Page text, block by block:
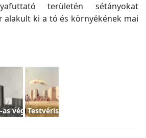
területén sétányokat
alakult ki a tó és környékének mai
as végénTestvériség-Barátság Összetett